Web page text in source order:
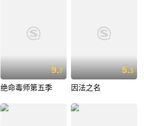
9.7
绝命毒师第五季
5.3
因法之名